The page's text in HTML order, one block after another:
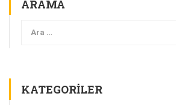
ARAMA
KATEGORILER